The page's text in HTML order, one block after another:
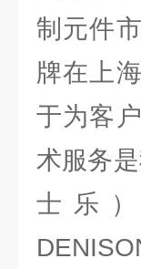
制元件
牌在上
于为客
术服务
士乐